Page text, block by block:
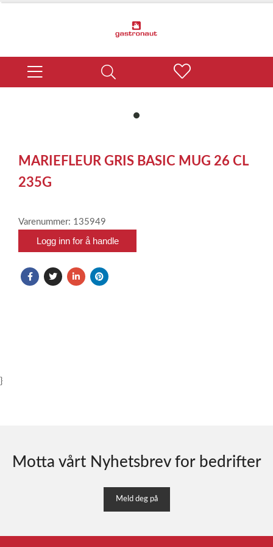
item
of
1
MARIEFLEUR GRIS BASIC MUG 26 CL
235G
Varenummer: 135949
Logg inn for å handle
}
Motta vårt Nyhetsbrev for bedrifter
Meld deg på